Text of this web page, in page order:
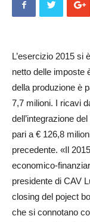
L’esercizio 2015 si
netto delle imposte
della produzione è
7,7 milioni. I ricavi
dell’integrazione
pari a € 126,8
precedente. «Il
economico-
presidente di CAV
closing del poject
che si connotano